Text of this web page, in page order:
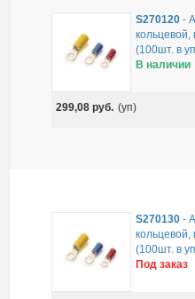
S270120 -
кольцевой,
(100шт. в
В наличии
299,08руб. (уп)
S270130 -
кольцевой,
(100шт. в
Под заказ